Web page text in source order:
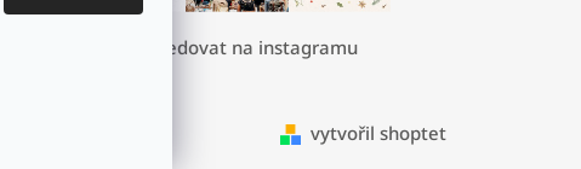
sledovat na instagramu
vytvořil shoptet